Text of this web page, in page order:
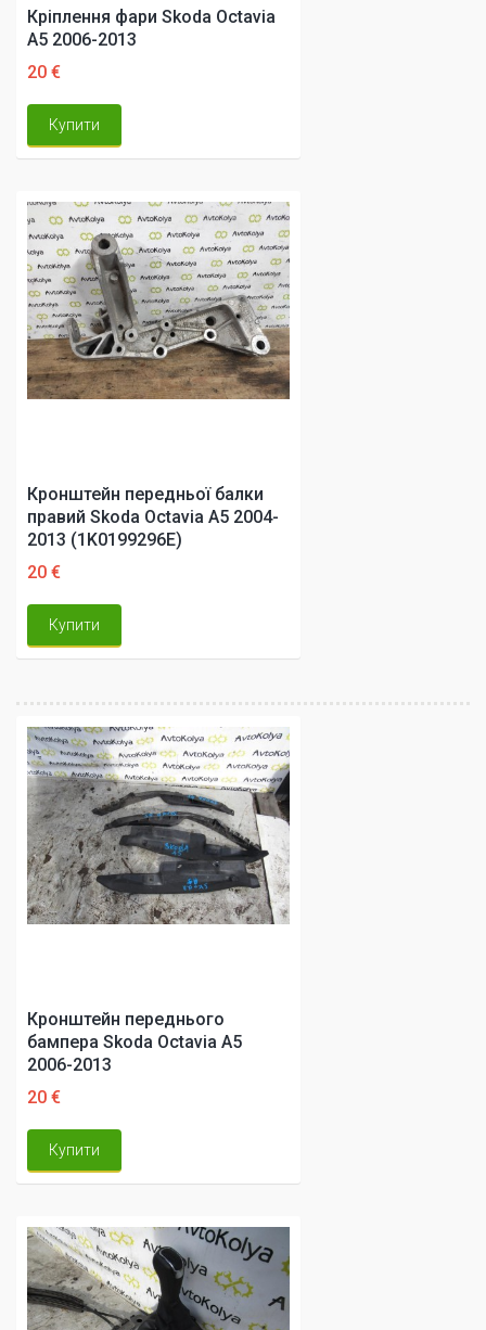
Кріплення фари Skoda Octavia
A5 2006-2013
20 €
Купити
Кронштейн передньої балки
правий Skoda Octavia A5 2004-
2013 (1K0199296E)
20 €
Купити
Кронштейн переднього
бампера Skoda Octavia A5
2006-2013
20 €
Купити